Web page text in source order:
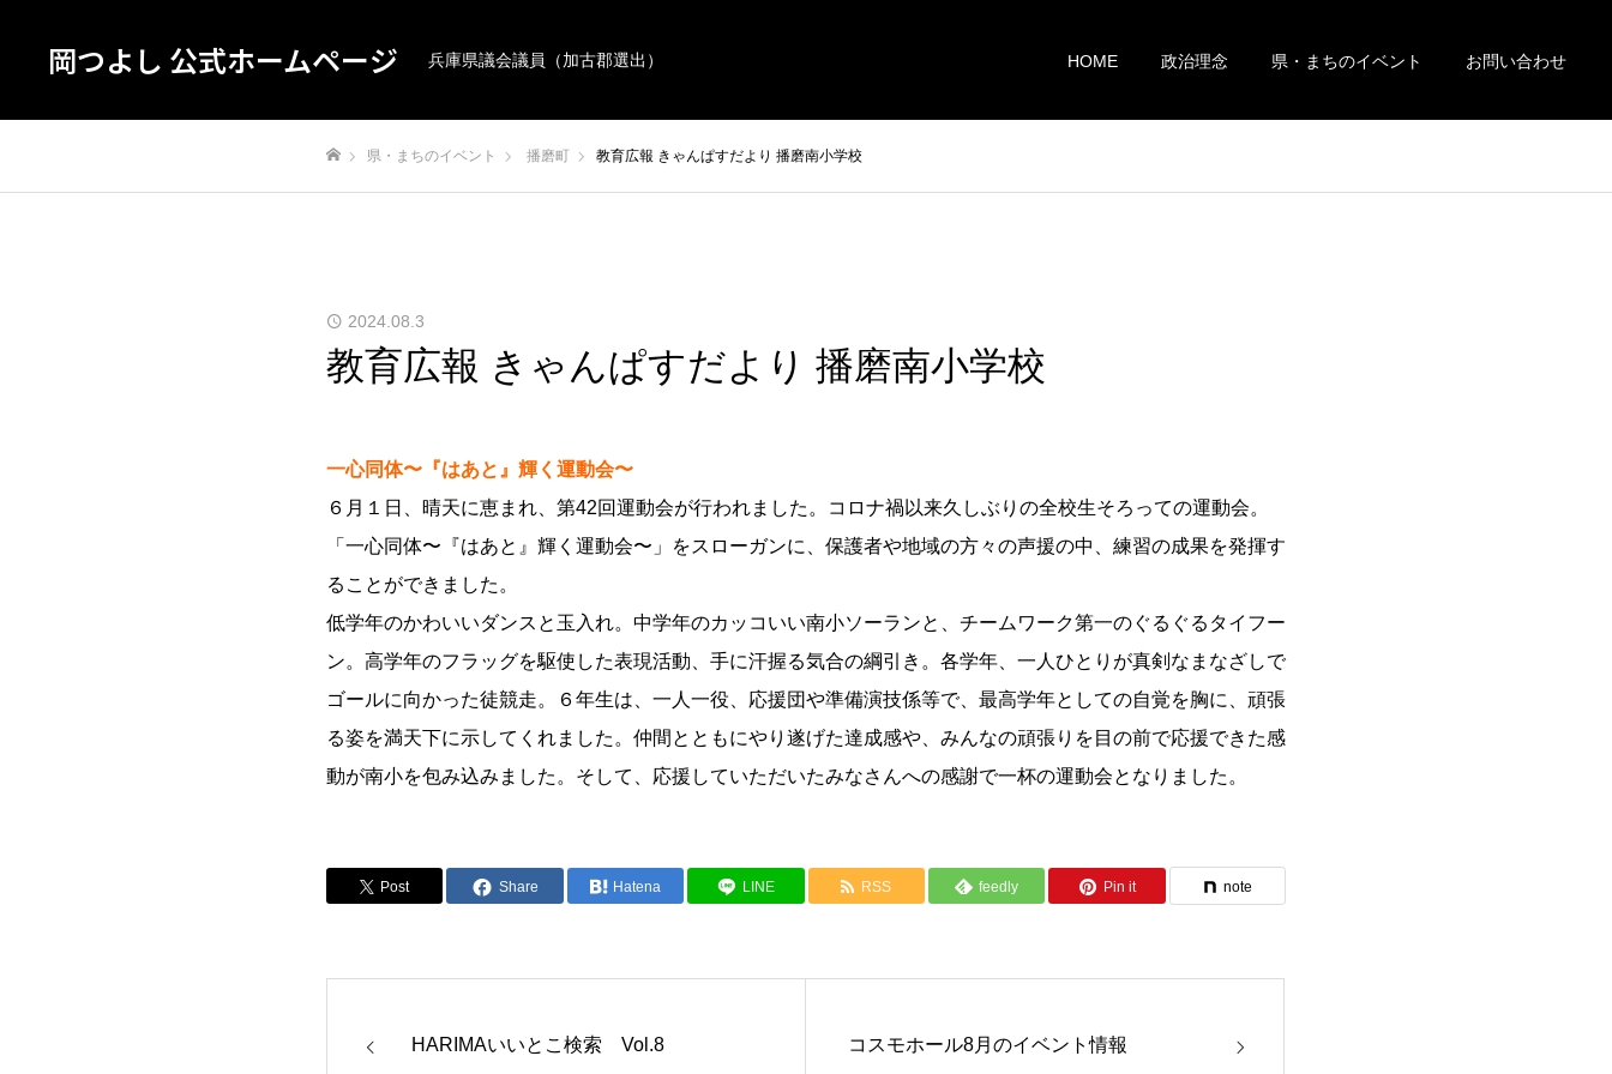
岡つよし 公式ホームページ 兵庫県議会議員（加古郡選出） HOME 政治理念 県・まちのイベント お問い合わせ
県・まちのイベント 播磨町 教育広報 きゃんぱすだより 播磨南小学校
2024.08.3
教育広報 きゃんぱすだより 播磨南小学校
一心同体〜『はあと』輝く運動会〜
６月１日、晴天に恵まれ、第42回運動会が行われました。コロナ禍以来久しぶりの全校生そろっての運動会。
「一心同体〜『はあと』輝く運動会〜」をスローガンに、保護者や地域の方々の声援の中、練習の成果を発揮す
ることができました。
低学年のかわいいダンスと玉入れ。中学年のカッコいい南小ソーランと、チームワーク第一のぐるぐるタイフー
ン。高学年のフラッグを駆使した表現活動、手に汗握る気合の綱引き。各学年、一人ひとりが真剣なまなざしで
ゴールに向かった徒競走。６年生は、一人一役、応援団や準備演技係等で、最高学年としての自覚を胸に、頑張
る姿を満天下に示してくれました。仲間とともにやり遂げた達成感や、みんなの頑張りを目の前で応援できた感
動が南小を包み込みました。そして、応援していただいたみなさんへの感謝で一杯の運動会となりました。
Post Share Hatena LINE RSS feedly Pin it note
HARIMAいいとこ検索 Vol.8 コスモホール8月のイベント情報